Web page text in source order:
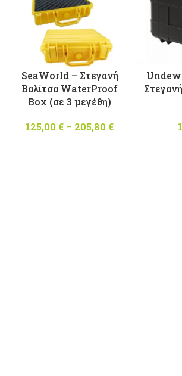
SeaWorld – Στεγανή
Βαλίτσα WaterProof
Box (σε 3 μεγέθη)
125,00 € – 205,80 €